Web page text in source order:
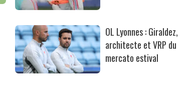
OL Lyonnes : Giraldez,
architecte et VRP du
mercato estival